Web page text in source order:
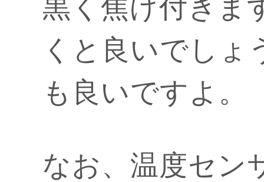
黒く焦げ付きま
くと良いでしょ
も良いですよ。
なお、温度セン